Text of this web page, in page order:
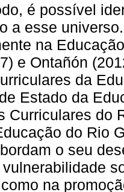
é possível
a esse
na
e Ontañón
da
Estado da
Curriculares do
do Rio
o seu
na